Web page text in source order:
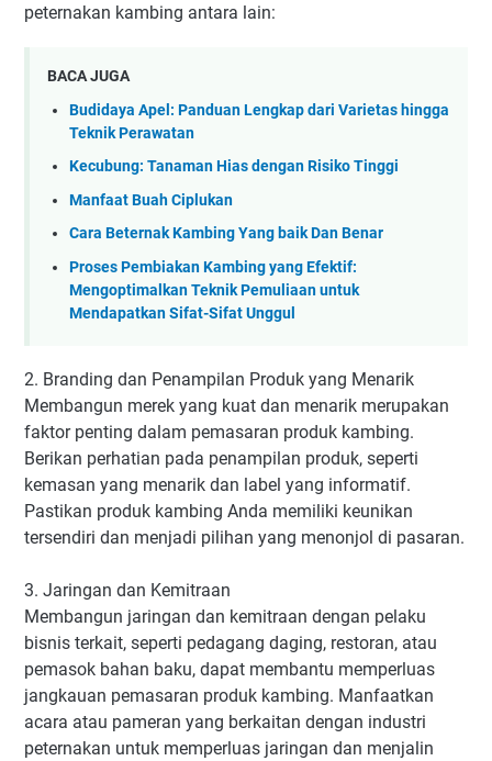
peternakan kambing antara lain:
BACA JUGA
Budidaya Apel: Panduan Lengkap dari Varietas hingga
Teknik Perawatan
Kecubung: Tanaman Hias dengan Risiko Tinggi
Manfaat Buah Ciplukan
Cara Beternak Kambing Yang baik Dan Benar
Proses Pembiakan Kambing yang Efektif:
Mengoptimalkan Teknik Pemuliaan untuk
Mendapatkan Sifat-Sifat Unggul
2. Branding dan Penampilan Produk yang Menarik
Membangun merek yang kuat dan menarik merupakan
faktor penting dalam pemasaran produk kambing.
Berikan perhatian pada penampilan produk, seperti
kemasan yang menarik dan label yang informatif.
Pastikan produk kambing Anda memiliki keunikan
tersendiri dan menjadi pilihan yang menonjol di pasaran.
3. Jaringan dan Kemitraan
Membangun jaringan dan kemitraan dengan pelaku
bisnis terkait, seperti pedagang daging, restoran, atau
pemasok bahan baku, dapat membantu memperluas
jangkauan pemasaran produk kambing. Manfaatkan
acara atau pameran yang berkaitan dengan industri
peternakan untuk memperluas jaringan dan menjalin